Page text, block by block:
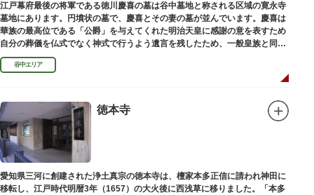
江戸幕府最後の将軍である徳川慶喜の墓は谷中墓地と称される区域の寛永寺
墓地にあります。円墳状の墓で、慶喜とその妻の墓が並んでいます。慶喜は
華族の最高位である「公爵」を与えてくれた明治天皇に感謝の意を表すため
自分の葬儀を仏式でなく神式で行うよう遺言を残したため、一般皇族と同じ
ような円墳が建てられました。
谷中エリア
徳本寺
愛知県三河に創建された浄土真宗の徳本寺は、檀家本多正信に請われ神田に
移転し、江戸時代明暦3年（1657）の大火後に西浅草に移りました。「本多